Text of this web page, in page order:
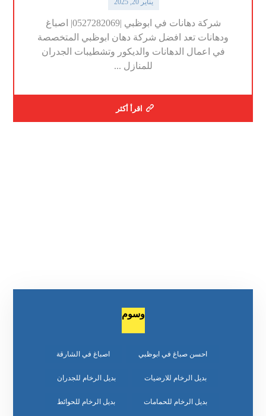
يناير 20, 2025
شركة دهانات في ابوظبي |0527282069| اصباغ
ودهانات تعد افضل شركة دهان ابوظبي المتخصصة
في اعمال الدهانات والديكور وتشطيبات الجدران
للمنازل ...
اقرأ أكثر
وسوم
احسن صباغ في ابوظبي اصباغ في الشارقة
بديل الرخام للارضيات بديل الرخام للجدران
بديل الرخام للحمامات بديل الرخام للحوائط